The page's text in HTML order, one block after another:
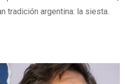
tradición argentina: la siesta.